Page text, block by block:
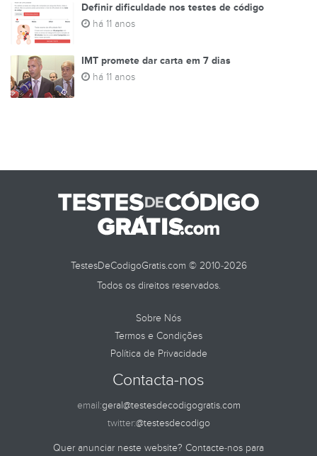
Definir dificuldade nos testes de código
há 11 anos
IMT promete dar carta em 7 dias
há 11 anos
TestesDeCodigoGratis.com © 2010-2026
Todos os direitos reservados.
Sobre Nós
Termos e Condições
Política de Privacidade
Contacta-nos
email:geral@testesdecodigogratis.com
twitter:@testesdecodigo
Quer anunciar neste website? Contacte-nos para